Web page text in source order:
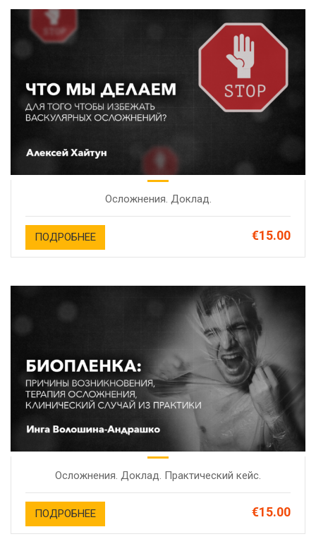
Осложнения. Доклад.
ПОДРОБНЕЕ €15.00
Осложнения. Доклад. Практический кейс.
ПОДРОБНЕЕ €15.00